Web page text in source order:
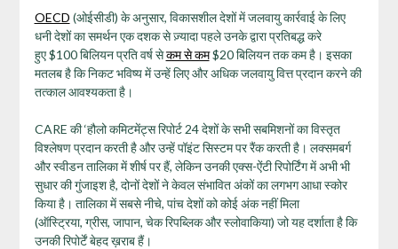
OECD (ओईसीडी) के अनुसार, विकासशील देशों में जलवायु कार्रवाई के लिए
धनी देशों का समर्थन एक दशक से ज़्यादा पहले उनके द्वारा प्रतिबद्ध करे
हुए $100 बिलियन प्रति वर्ष सेकम से कम$20 बिलियन तक कम है। इसका
मतलब है कि निकट भविष्य में उन्हें लिए और अधिक जलवायु वित्त प्रदान करने की
तत्काल आवश्यकता है।
CARE की ‘हौलो कमिटमेंट्स रिपोर्ट 24 देशों के सभी सबमिशनों का विस्तृत
विश्लेषण प्रदान करती है और उन्हें पॉइंट सिस्टम पर रैंक करती है। लक्समबर्ग
और स्वीडन तालिका में शीर्ष पर हैं, लेकिन उनकी एक्स-ऐंटी रिपोर्टिंग में अभी भी
सुधार की गुंजाइश है, दोनों देशों ने केवल संभावित अंकों का लगभग आधा स्कोर
किया है। तालिका में सबसे नीचे, पांच देशों को कोई अंक नहीं मिला
(ऑस्ट्रिया, ग्रीस, जापान, चेक रिपब्लिक और स्लोवाकिया) जो यह दर्शाता है कि
उनकी रिपोर्टें बेहद ख़राब हैं।